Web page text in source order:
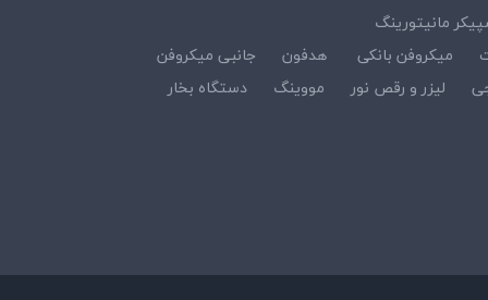
مانیتورینگ
میکروفن بانکی هدفون
جانبی میکروفن
لیزر و رقص نور مووینگ دستگاه بخار